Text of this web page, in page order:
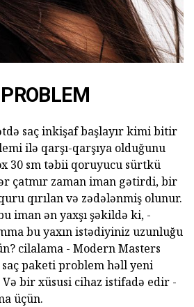
saç inkişaf başlayır kimi bitir
ilə qarşı-qarşıya olduğunu
30 sm təbii qoruyucu sürtkü
çatmır zaman iman gətirdi, bir
qırılan və zədələnmiş olunur.
iman ən yaxşı şəkildə ki, -
bu yaxın istədiyiniz uzunluğu
cilalama - Modern Masters
paketi problem həll yeni
bir xüsusi cihaz istifadə edir -
üçün.